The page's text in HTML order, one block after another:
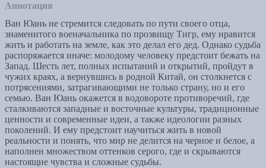
Аннотация
Ван Юань не стремится следовать по пути своего отца,
знаменитого военачальника по прозвищу Тигр, ему нравится
жить и работать на земле, как это делал его дед. Однако судьба
распоряжается иначе: молодому человеку предстоит бежать на
Запад. Шесть лет, полных испытаний и открытий, пройдут в
чужих краях, а вернувшись в родной Китай, он столкнется с
потрясениями, затрагивающими не только страну, но и его
семью. Ван Юань окажется в водовороте противоречий, где
сталкиваются западные и восточные культуры, традиционные
ценности и современные идеи, а также идеологии разных
поколений. И ему предстоит научиться жить в новой
реальности и понять, что мир не делится на черное и белое, а
наполнен множеством оттенков серого, где и скрываются
настоящие чувства и сложные судьбы.